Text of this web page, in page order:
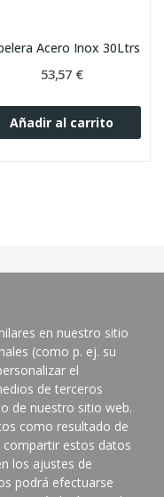
Acero Inox 30Ltrs
53,57 €
Añadir al carrito
en nuestro sitio
(como p. ej. su
el
de terceros
de nuestro sitio web.
como resultado de
compartir estos datos
los ajustes de
podrá efectuarse